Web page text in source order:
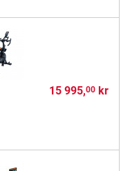
15 995,00kr